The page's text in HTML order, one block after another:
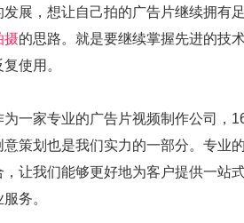
展，想让自己拍的广告片继续拥有
摄的思路。就是要继续掌握先进的技
使用。
一家专业的广告片视频制作公司，
策划也是我们实力的一部分。专业
让我们能够更好地为客户提供一站
务。